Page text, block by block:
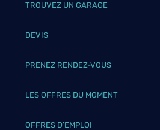
TROUVEZ UN GARAGE
DEVIS
PRENEZ RENDEZ-VOUS
LES OFFRES DU MOMENT
OFFRES D’EMPLOI